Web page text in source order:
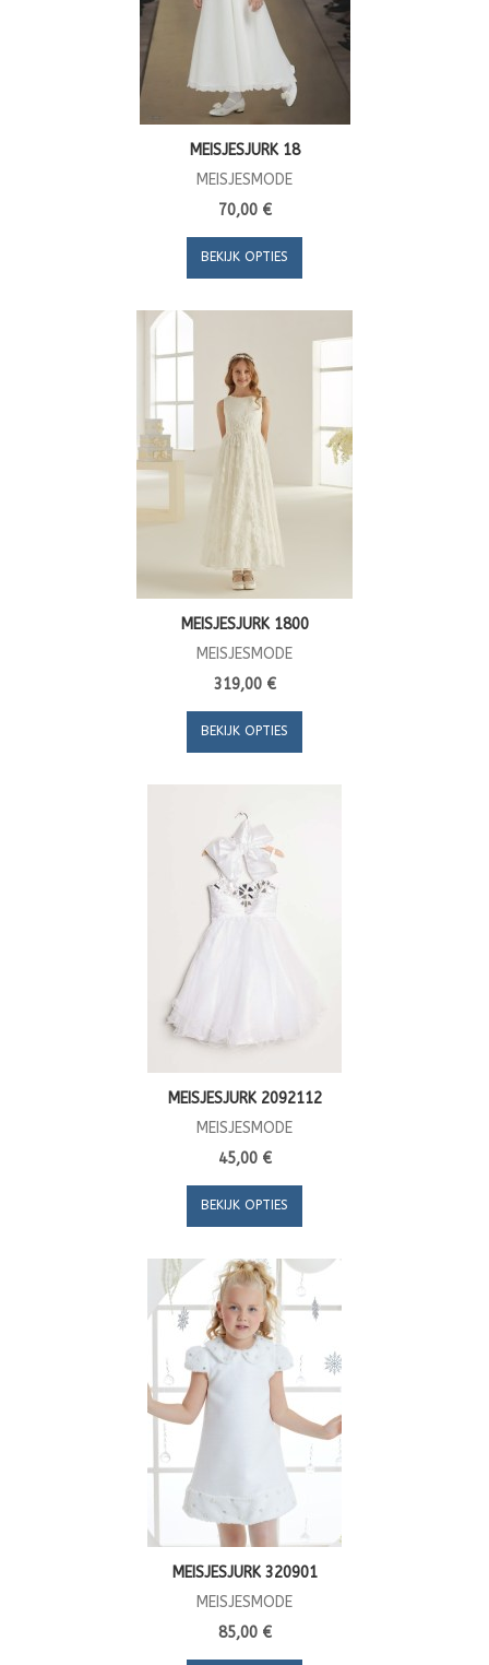
MEISJESJURK 18
MEISJESMODE
70,00 €
BEKIJK OPTIES
MEISJESJURK 1800
MEISJESMODE
319,00 €
BEKIJK OPTIES
MEISJESJURK 2092112
MEISJESMODE
45,00 €
BEKIJK OPTIES
MEISJESJURK 320901
MEISJESMODE
85,00 €